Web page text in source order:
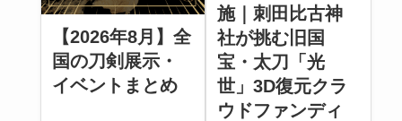
【2026年8月】全
国の刀剣展示・
イベントまとめ
施｜刺田比古神
社が挑む旧国
宝・太刀「光
世」3D復元クラ
ウドファンディ